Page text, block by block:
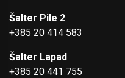
Šalter Pile 2
+385 20 414 583
Šalter Lapad
+385 20 441 755